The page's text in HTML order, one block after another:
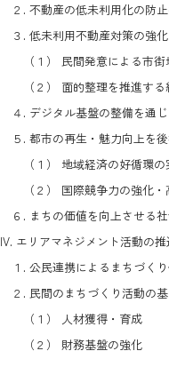
２. 不動産の低未利用化の防
３. 低未利用不動産対策の強化
（１） 民間発意による市街
（２） 面的整理を推進する
４. デジタル基盤の整備を通
５. 都市の再生・魅力向上を
（１） 地域経済の好循環の
（２） 国際競争力の強化・
６. まちの価値を向上させる
IV. エリアマネジメント活動の推
１. 公民連携によるまちづく
２. 民間のまちづくり活動の
（１） 人材獲得・育成
（２） 財務基盤の強化